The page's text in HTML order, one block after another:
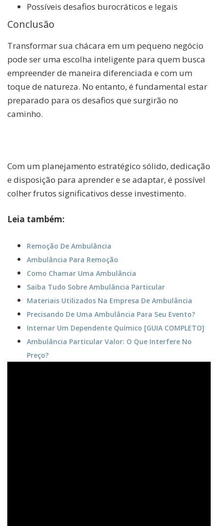
Possíveis desafios burocráticos e legais
Conclusão
Transformar sua chácara em um pequeno negócio
pode ser uma escolha inteligente para quem busca
empreender de maneira diferenciada e com um
toque de natureza. No entanto, é fundamental estar
preparado para os desafios que surgirão no
caminho.
Com um planejamento estratégico sólido, dedicação
e disposição para aprender e se adaptar, é possível
colher frutos significativos desse investimento.
Leia também:
Remoção De Ambulância
Ambulância Para Remoção
Como Chamar Uma Ambulância
Saiba Tudo Sobre Ambulância Particular
Materiais Utilizados Na Empresa De Ambulância
Precisando De Uma Ambulância Para Seu Evento?
Internar Um Dependente Químico [GUIA COMPLETO]
Ambulância Particular Valor: O Que Interfere No
Preço?